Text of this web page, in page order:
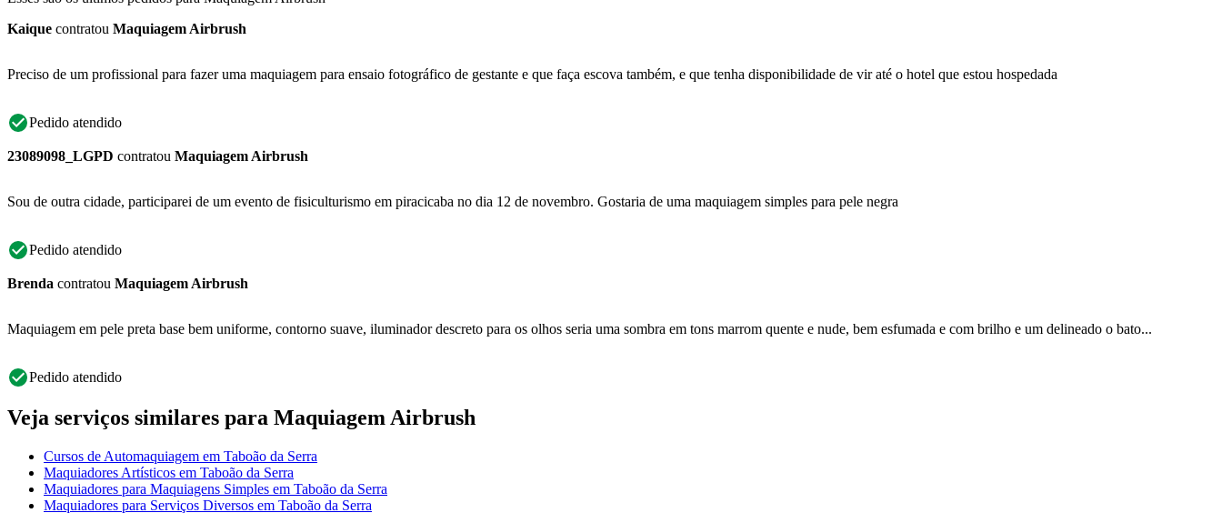
Kaique contratou Maquiagem Airbrush
Preciso de um profissional para fazer uma maquiagem para ensaio fotográfico de gestante e que faça escova também, e que tenha disponibilidade de vir até o hotel que estou hospedada
Pedido atendido
23089098_LGPD contratou Maquiagem Airbrush
Sou de outra cidade, participarei de um evento de fisiculturismo em piracicaba no dia 12 de novembro. Gostaria de uma maquiagem simples para pele negra
Pedido atendido
Brenda contratou Maquiagem Airbrush
Maquiagem em pele preta base bem uniforme, contorno suave, iluminador descreto para os olhos seria uma sombra em tons marrom quente e nude, bem esfumada e com brilho e um delineado o bato...
Pedido atendido
Veja serviços similares para Maquiagem Airbrush
Cursos de Automaquiagem em Taboão da Serra
Maquiadores Artísticos em Taboão da Serra
Maquiadores para Maquiagens Simples em Taboão da Serra
Maquiadores para Serviços Diversos em Taboão da Serra